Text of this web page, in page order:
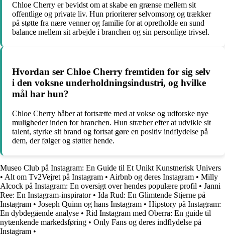
Chloe Cherry er bevidst om at skabe en grænse mellem sit
offentlige og private liv. Hun prioriterer selvomsorg og trækker
på støtte fra nære venner og familie for at opretholde en sund
balance mellem sit arbejde i branchen og sin personlige trivsel.
Hvordan ser Chloe Cherry fremtiden for sig selv
i den voksne underholdningsindustri, og hvilke
mål har hun?
Chloe Cherry håber at fortsætte med at vokse og udforske nye
muligheder inden for branchen. Hun stræber efter at udvikle sit
talent, styrke sit brand og fortsat gøre en positiv indflydelse på
dem, der følger og støtter hende.
Museo Club på Instagram: En Guide til Et Unikt Kunstnerisk Univers
• Alt om Tv2Vejret på Instagram • Airbnb og deres Instagram • Milly
Alcock på Instagram: En oversigt over hendes populære profil • Janni
Ree: En Instagram-inspirator• Ida Rud: En Glimtende Stjerne på
Instagram • Joseph Quinn og hans Instagram • Hipstory på Instagram:
En dybdegående analyse • Rid Instagram med Oberra: En guide til
nytænkende markedsføring • Only Fans og deres indflydelse på
Instagram •